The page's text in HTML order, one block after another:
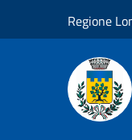
Regione